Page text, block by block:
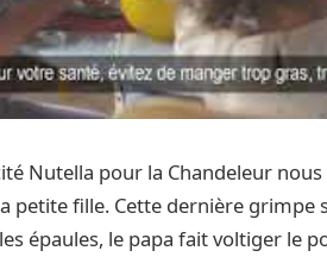
Nutella pour la Chandeleur
petite fille. Cette dernière grimpe
épaules, le papa fait voltiger le